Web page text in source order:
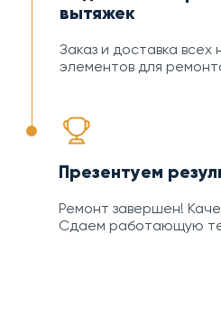
вытяжек
Заказ и доставка
элементов для
Презентуем
Ремонт завершен!
Сдаем работающую